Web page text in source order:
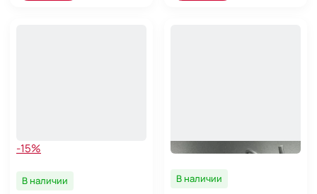
-15%
В наличии
В наличии